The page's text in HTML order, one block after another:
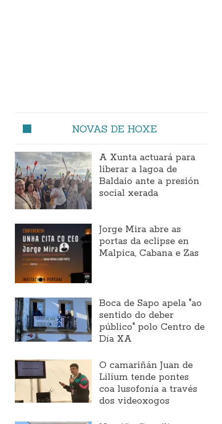
NOVAS DE HOXE
A Xunta actuará para
liberar a lagoa de
Baldaio ante a presión
social xerada
Jorge Mira abre as
portas da eclipse en
Malpica, Cabana e Zas
Boca de Sapo apela "ao
sentido do deber
público" polo Centro de
Día XA
O camariñán Juan de
Lilium tende pontes
coa lusofonía a través
dos videoxogos